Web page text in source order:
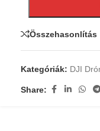
Összehasonlítás
Kategóriák: DJI
Share: